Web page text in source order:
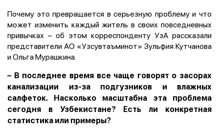
Почему это превращается в серьезную проблему и что
может изменить каждый житель в своих повседневных
привычках – об этом корреспонденту УзА рассказали
представители АО «Узсувтаъминот» Зульфия Кутчанова
и Ольга Мурашкина.
– В последнее время все чаще говорят о засорах
канализации из-за подгузников и влажных
салфеток. Насколько масштабна эта проблема
сегодня в Узбекистане? Есть ли конкретная
статистика или примеры?